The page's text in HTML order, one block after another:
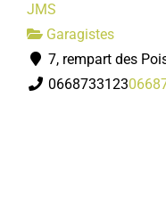
JMS
Garagistes
7, rempart des
0668733123